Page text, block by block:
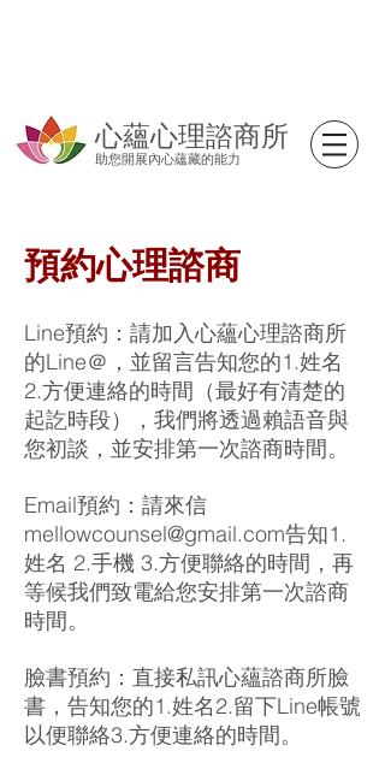
心蘊心理諮商所
助您開展內心蘊藏的能力
預約心理諮商
Line預約：請加入心蘊心理諮商所
的Line＠ ，並留言告知您的1.姓名
2.方便連絡的時間（最好有清楚的
起訖時段），我們將透過賴語音與
您初談，並安排第一次諮商時間。
Email預約： 請來信
mellowcounsel@gmail.com告知1.
姓名 2.手機 3.方便聯絡的時間，再
等候我們致電給您安排第一次諮商
時間。
​臉書預約：直接私訊心蘊諮商所臉
書，告知您的1.姓名2.留下Line帳號
以便聯絡3.方便連絡的時間。